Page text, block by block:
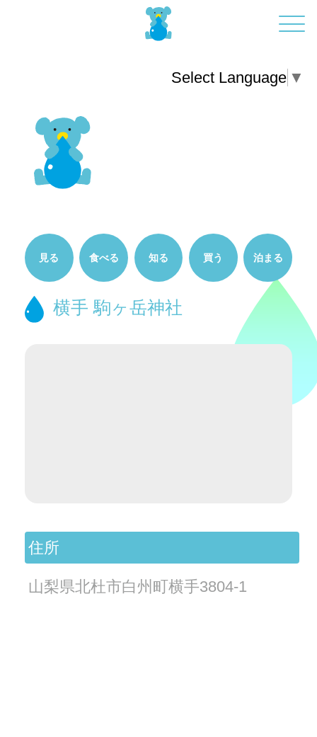
Select Language ▼
見る 食べる 知る 買う 泊まる
横手 駒ヶ岳神社
住所
山梨県北杜市白州町横手3804-1